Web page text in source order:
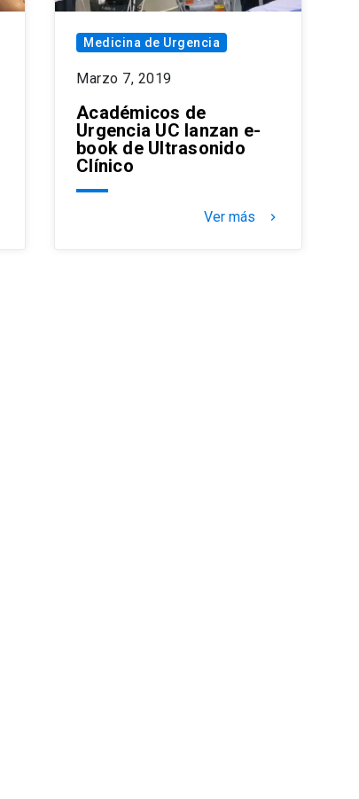
Medicina de Urgencia
Marzo 7, 2019
Académicos de
Urgencia UC lanzan e-
book de Ultrasonido
Clínico
Ver más keyboard_arrow_right